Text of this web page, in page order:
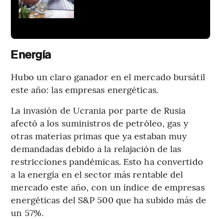
Energía
Hubo un claro ganador en el mercado bursátil
este año: las empresas energéticas.
La invasión de Ucrania por parte de Rusia
afectó a los suministros de petróleo, gas y
otras materias primas que ya estaban muy
demandadas debido a la relajación de las
restricciones pandémicas. Esto ha convertido
a la energía en el sector más rentable del
mercado este año, con un índice de empresas
energéticas del S&P 500 que ha subido más de
un 57%.